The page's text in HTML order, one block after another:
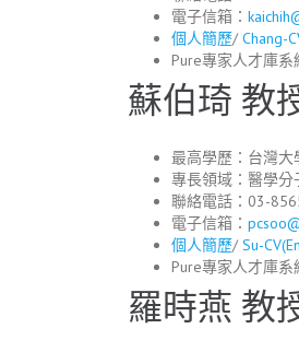
電子信箱：
個人簡歷/Chang-
Pure專家人才庫系
蘇伯琦 教
最高學歷：台灣
專長領域：醫學分
聯絡電話：03-
電子信箱：
個人簡歷/Su-
Pure專家人才庫系
羅時燕 教